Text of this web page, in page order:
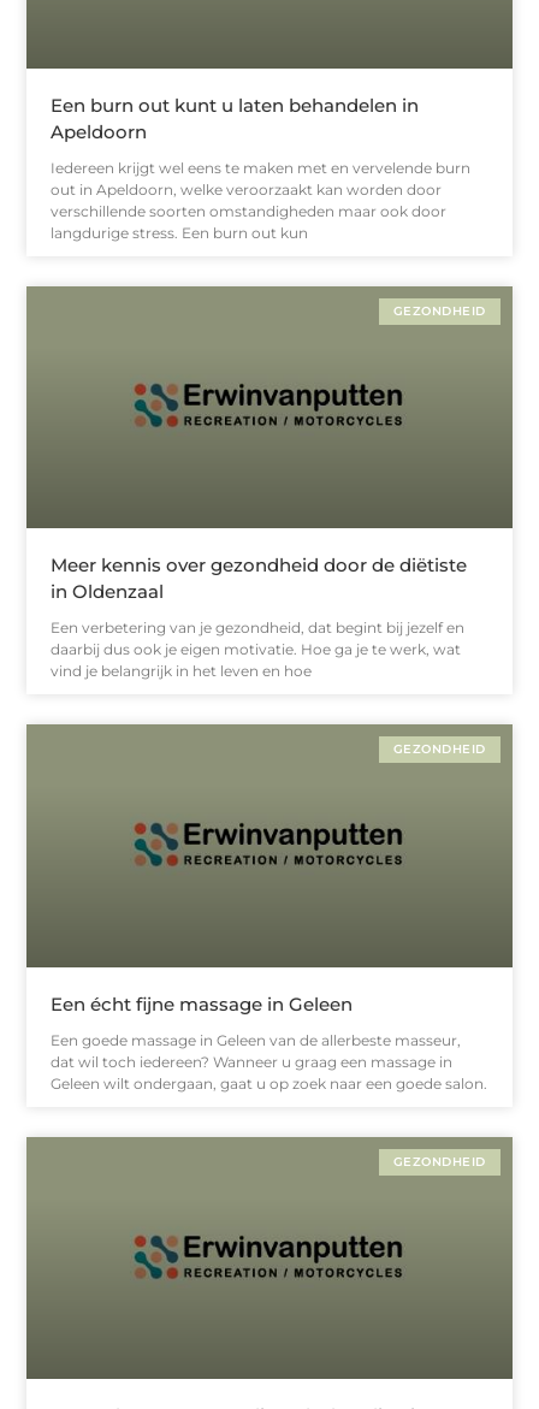
Een burn out kunt u laten behandelen in
Apeldoorn
Iedereen krijgt wel eens te maken met en vervelende burn
out in Apeldoorn, welke veroorzaakt kan worden door
verschillende soorten omstandigheden maar ook door
langdurige stress. Een burn out kun
GEZONDHEID
Meer kennis over gezondheid door de diëtiste
in Oldenzaal
Een verbetering van je gezondheid, dat begint bij jezelf en
daarbij dus ook je eigen motivatie. Hoe ga je te werk, wat
vind je belangrijk in het leven en hoe
GEZONDHEID
Een écht fijne massage in Geleen
Een goede massage in Geleen van de allerbeste masseur,
dat wil toch iedereen? Wanneer u graag een massage in
Geleen wilt ondergaan, gaat u op zoek naar een goede salon.
GEZONDHEID